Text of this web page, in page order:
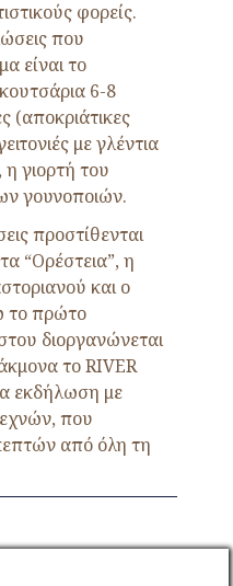
φορείς.
που
είναι το
6-8
(αποκριάτικες
με γλέντια
γιορτή του
γουνοποιών.
προστίθενται
“Ορέστεια”, η
και ο
το πρώτο
διοργανώνεται
το RIVER
εκδήλωση με
που
από όλη τη